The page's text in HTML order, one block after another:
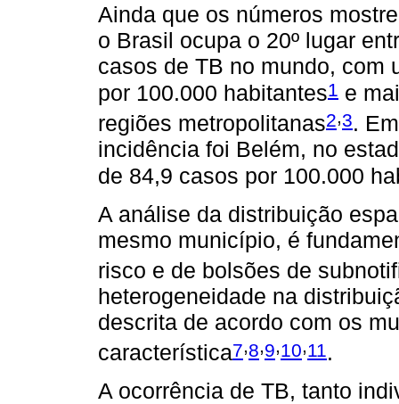
Ainda que os números
o Brasil ocupa o 20º lugar
casos de TB no mundo, com
por 100.000 habitantes1 e
regiões metropolitanas2,3.
incidência foi Belém, no
de 84,9 casos por 100.000
A análise da distribuição
mesmo município, é
risco e de bolsões de
heterogeneidade na
descrita de acordo com os
característica7,8,9,10,11 .
A ocorrência de TB, tanto